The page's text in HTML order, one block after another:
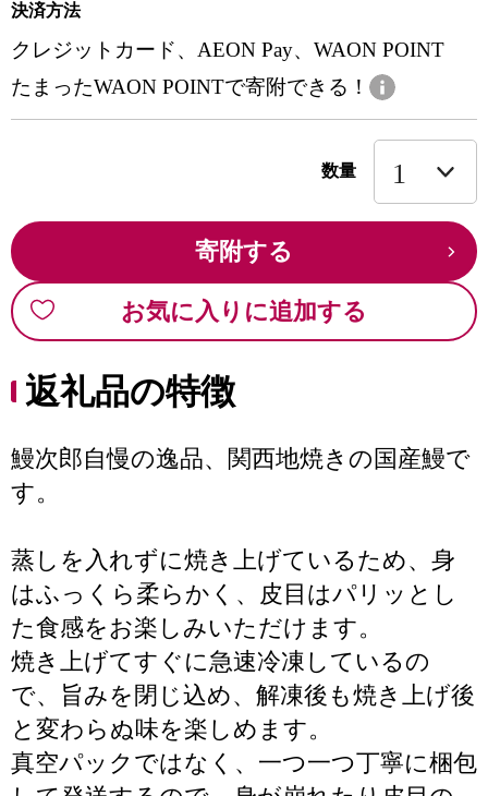
決済方法
クレジットカード、AEON Pay、WAON POINT
たまったWAON POINTで寄附できる！
数量
寄附する
お気に入りに追加する
返礼品の特徴
鰻次郎自慢の逸品、関西地焼きの国産鰻で
す。
蒸しを入れずに焼き上げているため、身
はふっくら柔らかく、皮目はパリッとし
た食感をお楽しみいただけます。
焼き上げてすぐに急速冷凍しているの
で、旨みを閉じ込め、解凍後も焼き上げ後
と変わらぬ味を楽しめます。
真空パックではなく、一つ一つ丁寧に梱包